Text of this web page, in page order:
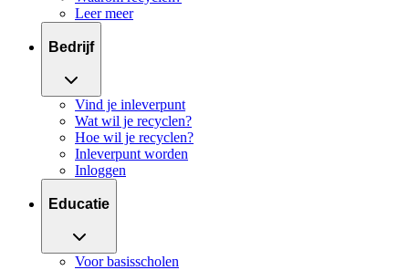
Leer meer
Bedrijf
Vind je inleverpunt
Wat wil je recyclen?
Hoe wil je recyclen?
Inleverpunt worden
Inloggen
Educatie
Voor basisscholen